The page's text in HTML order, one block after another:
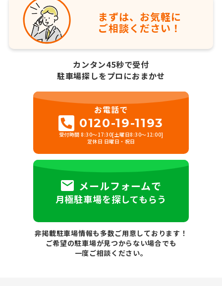
まずは、お気軽に
ご相談ください！
カンタン45秒で受付
駐車場探しをプロにおまかせ
お電話で
0120-19-1193
受付時間 8:30～17:30[土曜日8:30～12:00]
定休日 日曜日・祝日
メールフォームで
月極駐車場を探してもらう
非掲載駐車場情報も多数ご用意しております！
ご希望の駐車場が見つからない場合でも
一度ご相談ください。